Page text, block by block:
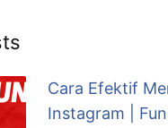
Cara Efektif
Instagram |